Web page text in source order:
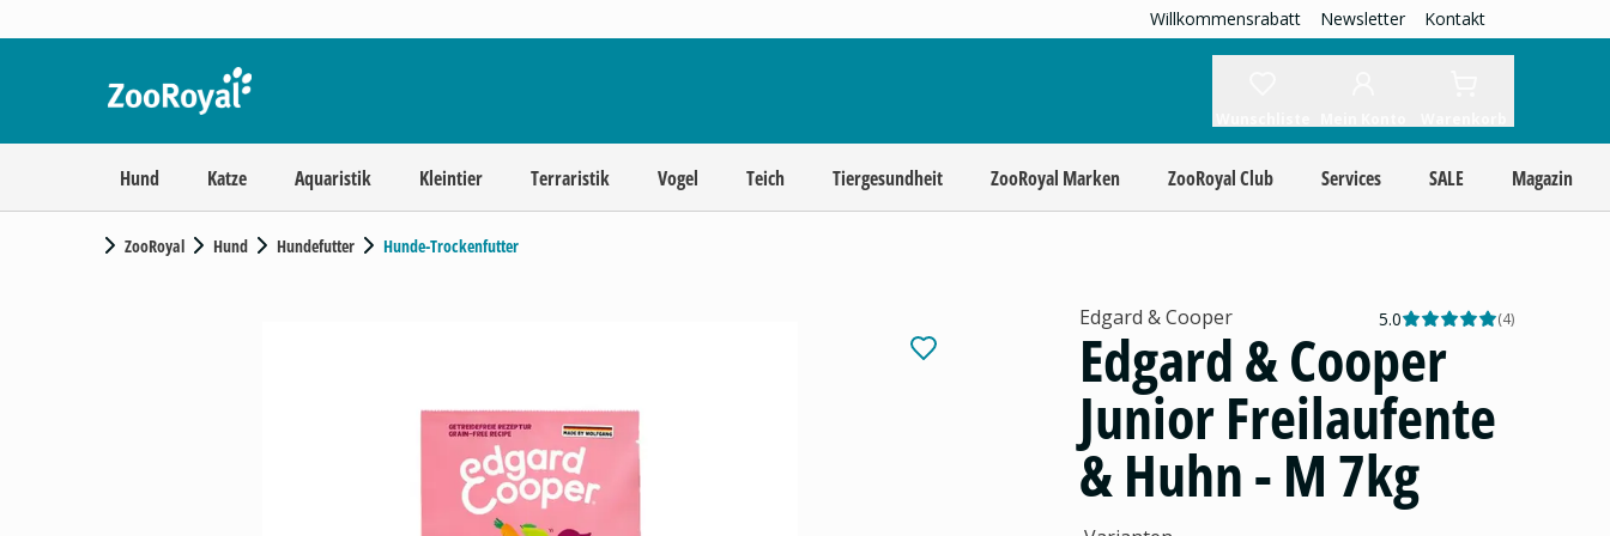
Willkommensrabatt Newsletter Kontakt
Hund Katze Aquaristik Kleintier Terraristik Vogel Teich Tiergesundheit ZooRoyal Marken ZooRoyal Club Services SALE Magazin
ZooRoyal Hund Hundefutter Hunde-Trockenfutter
Edgard & Cooper 5.0 (4)
Edgard & Cooper
Junior Freilaufente
& Huhn - M 7kg